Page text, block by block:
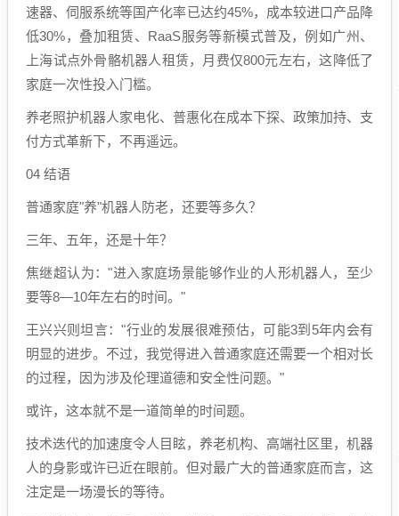
速器、伺服系统等国产化率已达约45%，成本较进口产品降
低30%，叠加租赁、RaaS服务等新模式普及，例如广州、
上海试点外骨骼机器人租赁，月费仅800元左右，这降低了
家庭一次性投入门槛。
养老照护机器人家电化、普惠化在成本下探、政策加持、支
付方式革新下，不再遥远。
04 结语
普通家庭"养"机器人防老，还要等多久？
三年、五年，还是十年？
焦继超认为："进入家庭场景能够作业的人形机器人，至少
要等8—10年左右的时间。"
王兴兴则坦言："行业的发展很难预估，可能3到5年内会有
明显的进步。不过，我觉得进入普通家庭还需要一个相对长
的过程，因为涉及伦理道德和安全性问题。"
或许，这本就不是一道简单的时间题。
技术迭代的加速度令人目眩，养老机构、高端社区里，机器
人的身影或许已近在眼前。但对最广大的普通家庭而言，这
注定是一场漫长的等待。